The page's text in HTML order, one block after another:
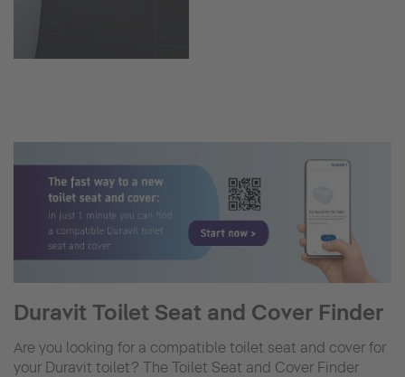
Duravit Toilet Seat and Cover Finder
Are you looking for a compatible toilet seat and cover for
your Duravit toilet? The Toilet Seat and Cover Finder